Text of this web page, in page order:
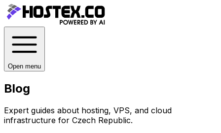
Open menu
Blog
Expert guides about hosting, VPS, and cloud
infrastructure for Czech Republic.